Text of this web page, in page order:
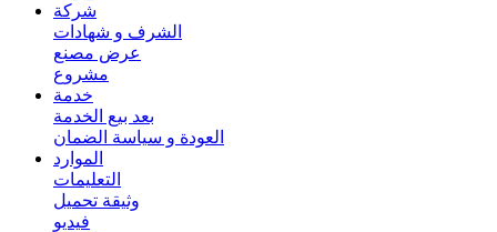
شركة
الشرف و شهادات
عرض مصنع
مشروع
خدمة
بعد بيع الخدمة
العودة و سياسة الضمان
الموارد
التعليمات
وثيقة تحميل
فيديو